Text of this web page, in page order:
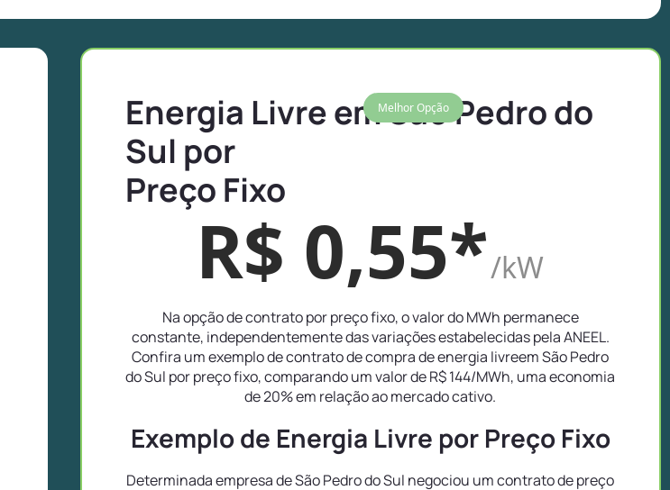
Melhor Opção
Energia Livre em São Pedro do
Sul por
Preço Fixo
R$ 0,55*/kW
Na opção de contrato por preço fixo, o valor do MWh permanece
constante, independentemente das variações estabelecidas pela ANEEL.
Confira um exemplo de contrato de compra de energia livreem São Pedro
do Sul por preço fixo, comparando um valor de R$ 144/MWh, uma economia
de 20% em relação ao mercado cativo.
Exemplo de Energia Livre por Preço Fixo
Determinada empresa de São Pedro do Sul negociou um contrato de preço